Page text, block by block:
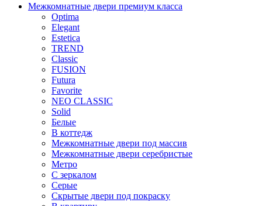
Межкомнатные двери премиум класса
Optima
Elegant
Estetica
TREND
Classic
FUSION
Futura
Favorite
NEO CLASSIC
Solid
Белые
В коттедж
Межкомнатные двери под массив
Межкомнатные двери серебристые
Метро
С зеркалом
Серые
Скрытые двери под покраску